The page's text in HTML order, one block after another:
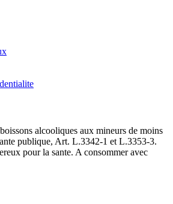
alcooliques aux mineurs de moins
publique, Art. L.3342-1 et L.3353-3.
pour la sante. A consommer avec